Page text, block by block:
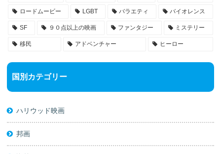
ロードムービー LGBT バラエティ バイオレンス
SF ９０点以上の映画 ファンタジー ミステリー
移民 アドベンチャー ヒーロー
国別カテゴリー
ハリウッド映画
邦画